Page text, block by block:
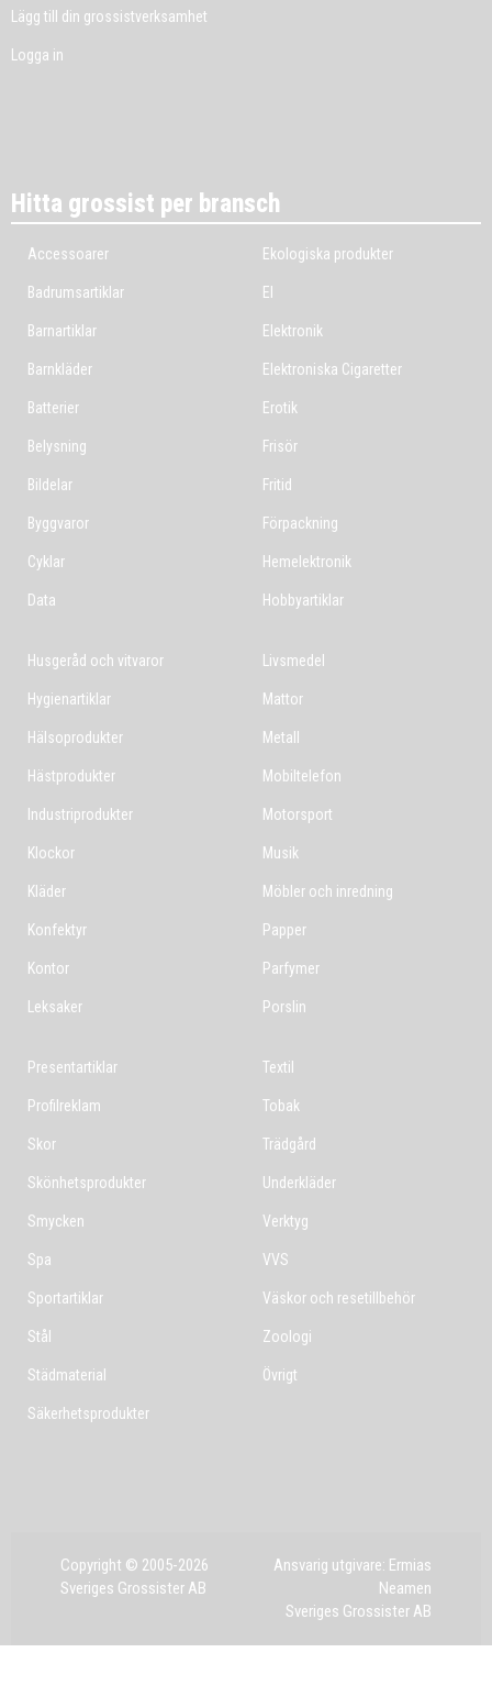
Lägg till din grossistverksamhet
Logga in
Hitta grossist per bransch
Accessoarer
Badrumsartiklar
Barnartiklar
Barnkläder
Batterier
Belysning
Bildelar
Byggvaror
Cyklar
Data
Ekologiska produkter
El
Elektronik
Elektroniska Cigaretter
Erotik
Frisör
Fritid
Förpackning
Hemelektronik
Hobbyartiklar
Husgeråd och vitvaror
Hygienartiklar
Hälsoprodukter
Hästprodukter
Industriprodukter
Klockor
Kläder
Konfektyr
Kontor
Leksaker
Livsmedel
Mattor
Metall
Mobiltelefon
Motorsport
Musik
Möbler och inredning
Papper
Parfymer
Porslin
Presentartiklar
Profilreklam
Skor
Skönhetsprodukter
Smycken
Spa
Sportartiklar
Stål
Städmaterial
Säkerhetsprodukter
Textil
Tobak
Trädgård
Underkläder
Verktyg
VVS
Väskor och resetillbehör
Zoologi
Övrigt
Copyright © 2005-2026
Sveriges Grossister AB
Ansvarig utgivare: Ermias
Neamen
Sveriges Grossister AB